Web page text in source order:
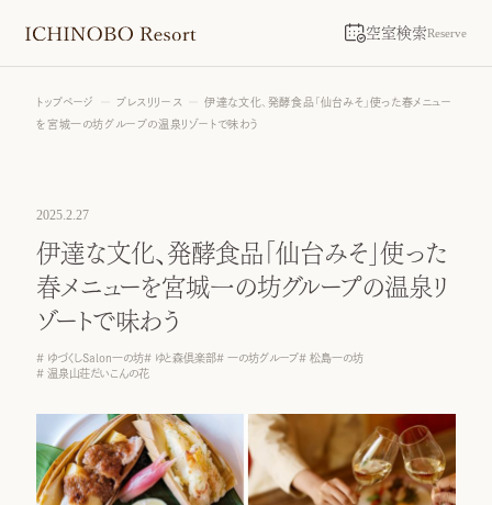
空室検索Reserve
トップページ プレスリリース
伊達な文化、発酵食品「仙台みそ」使った春メニュー
を宮城一の坊グループの温泉リゾートで味わう
2025.2.27
伊達な文化、発酵食品「仙台みそ」使った
春メニューを宮城一の坊グループの温泉リ
ゾートで味わう
ゆづくしSalon一の坊 ゆと森倶楽部 一の坊グループ
松島一の坊
温泉山荘だいこんの花